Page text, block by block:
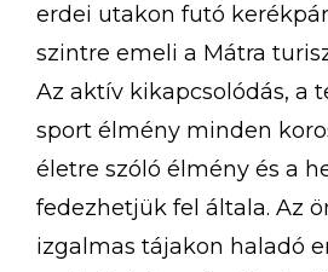
erdei utakon futó
szintre emeli a Mátra
Az aktív kikapcsolódás, a
sport élmény minden
életre szóló élmény és a
fedezhetjük fel általa. Az
izgalmas tájakon haladó